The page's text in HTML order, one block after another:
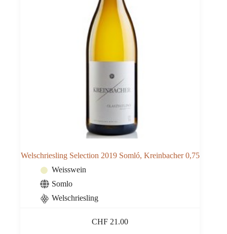
Welschriesling Selection 2019 Somló, Kreinbacher 0,75
Weisswein
Somlo
Welschriesling
CHF 21.00